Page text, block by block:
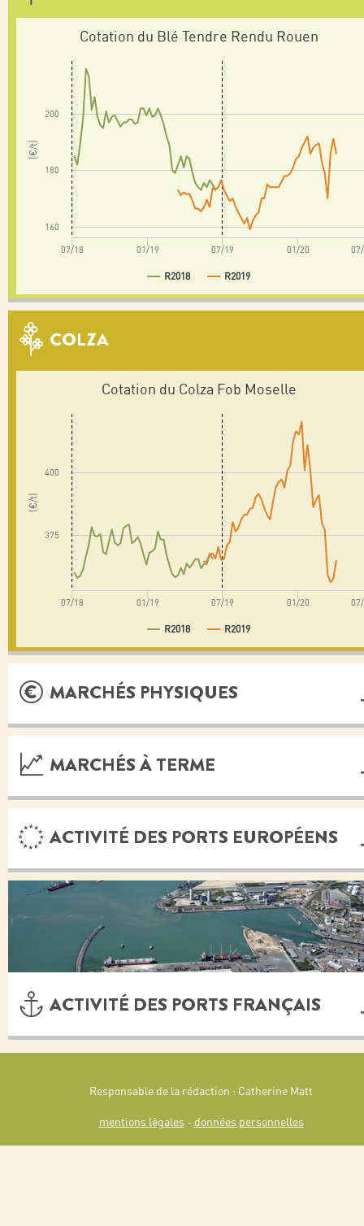
(€/t)
Cotation du Blé Tendre Rendu Rouen
R2018 R2019
07/18 01/19 07/19 01/20
160
180
200
COLZA
(€/t)
Cotation du Colza Fob Moselle
R2018 R2019
07/18 01/19 07/19 01/20
375
400
MARCHÉS PHYSIQUES
MARCHÉS À TERME
ACTIVITÉ DES PORTS EUROPÉENS
ACTIVITÉ DES PORTS FRANÇAIS
Responsable de la rédaction : Catherine Matt
mentions légales - données personnelles